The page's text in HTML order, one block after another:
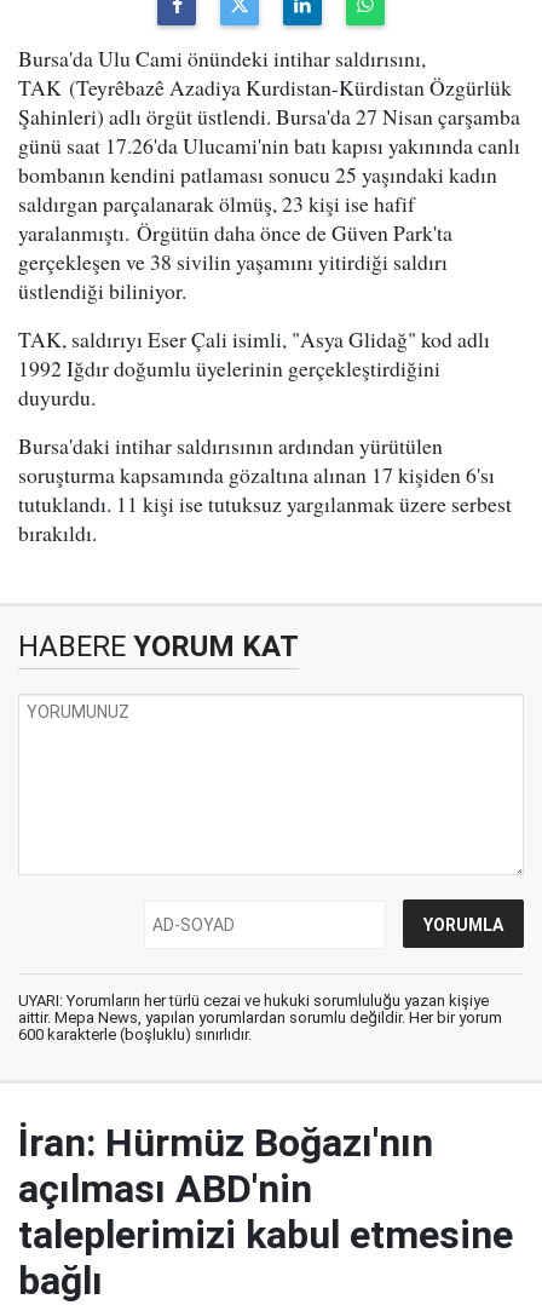
Bursa'da Ulu Cami önündeki intihar saldırısını,
TAK (Teyrêbazê Azadiya Kurdistan-Kürdistan Özgürlük
Şahinleri) adlı örgüt üstlendi. Bursa'da 27 Nisan çarşamba
günü saat 17.26'da Ulucami'nin batı kapısı yakınında canlı
bombanın kendini patlaması sonucu 25 yaşındaki kadın
saldırgan parçalanarak ölmüş, 23 kişi ise hafif
yaralanmıştı. Örgütün daha önce de Güven Park'ta
gerçekleşen ve 38 sivilin yaşamını yitirdiği saldırı
üstlendiği biliniyor.
TAK, saldırıyı Eser Çali isimli, "Asya Glidağ" kod adlı
1992 Iğdır doğumlu üyelerinin gerçekleştirdiğini
duyurdu.
Bursa'daki intihar saldırısının ardından yürütülen
soruşturma kapsamında gözaltına alınan 17 kişiden 6'sı
tutuklandı. 11 kişi ise tutuksuz yargılanmak üzere serbest
bırakıldı.
HABERE YORUM KAT
UYARI: Yorumların her türlü cezai ve hukuki sorumluluğu yazan kişiye
aittir. Mepa News, yapılan yorumlardan sorumlu değildir. Her bir yorum
600 karakterle (boşluklu) sınırlıdır.
İran: Hürmüz Boğazı'nın
açılması ABD'nin
taleplerimizi kabul etmesine
bağlı